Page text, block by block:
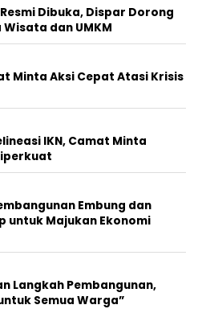
Dibuka, Dispar Dorong
dan UMKM
Minta Aksi Cepat Atasi Krisis
IKN, Camat Minta
Embung dan
untuk Majukan Ekonomi
Langkah Pembangunan,
Semua Warga”